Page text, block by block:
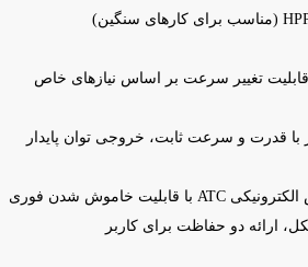
تغییر سرعت بر اساس نیازهای خاص
با قدرت و سرعت ثابت، خروجی توان پایدار
• مجهز به سیستم ضد پیچش الکترونیکی ATC با قابلیت خاموش شدن فوری
ارائه دو حفاظت برای کاربر